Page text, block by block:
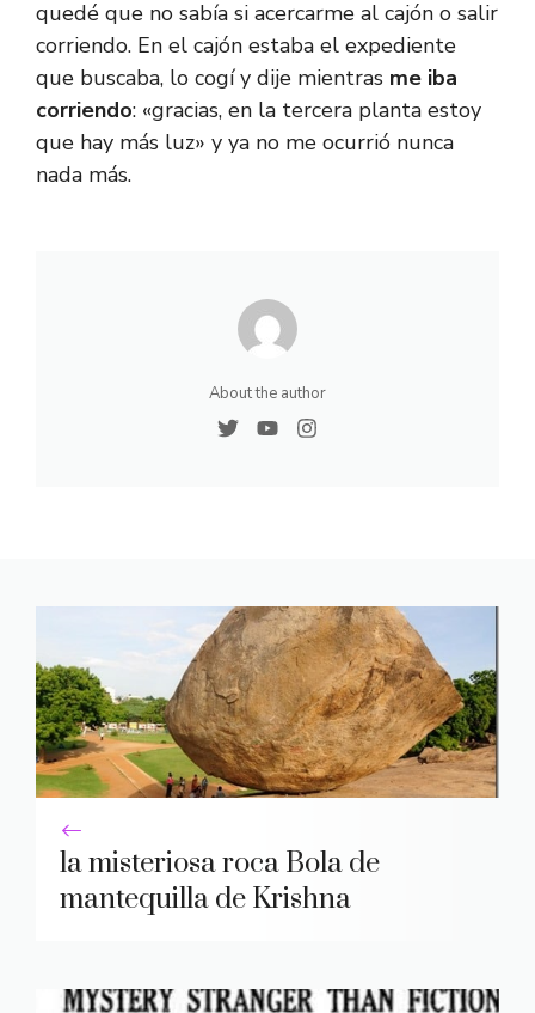
quedé que no sabía si acercarme al cajón o salir
corriendo. En el cajón estaba el expediente
que buscaba, lo cogí y dije mientras me iba
corriendo: «gracias, en la tercera planta estoy
que hay más luz» y ya no me ocurrió nunca
nada más.
About the author
la misteriosa roca Bola de
mantequilla de Krishna